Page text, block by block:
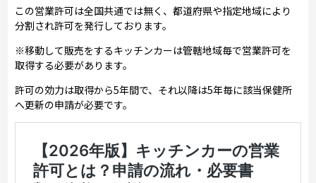
この営業許可は全国共通では無く、都道府県や指定地域により
分割され許可を発行しております。
※移動して販売をするキッチンカーは管轄地域毎で営業許可を
取得する必要があります。
許可の効力は取得から5年間で、それ以降は5年毎に該当保健所
へ更新の申請が必要です。